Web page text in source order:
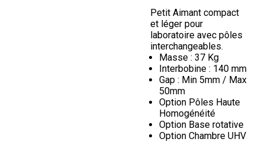
Petit Aimant compact
et léger pour
laboratoire avec pôles
interchangeables.
Masse : 37 Kg
Interbobine : 140 mm
Gap : Min 5mm / Max
50mm
Option Pôles Haute
Homogénéité
Option Base rotative
Option Chambre UHV